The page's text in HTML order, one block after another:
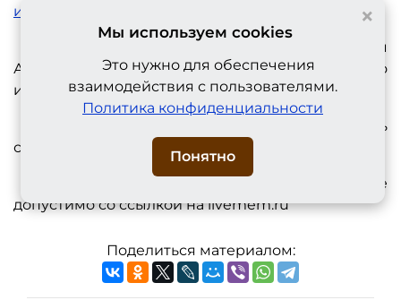
и ЗАГС
Материал подготовил: Андреев Максим
Александрович,известный авторкниг по
истории, профессиональный генеалог.
Будем признательны, если поделитесь
ссылкой на публикацию с друзьями.
Все права защищены, копирование
допустимо со ссылкой на livemem.ru
Поделиться материалом:
×
Мы используем cookies
Это нужно для обеспечения
взаимодействия с пользователями.
Политика конфиденциальности
Понятно